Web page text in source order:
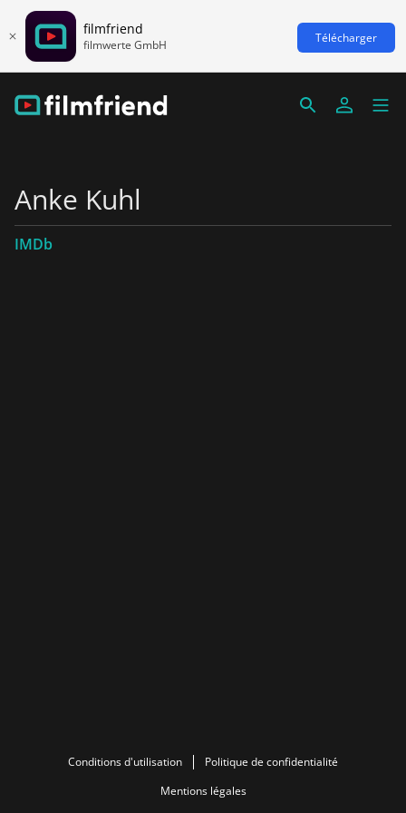
filmfriend
filmwerte GmbH Télécharger
Anke Kuhl
IMDb
Conditions d'utilisation
Politique de confidentialité
Mentions légales